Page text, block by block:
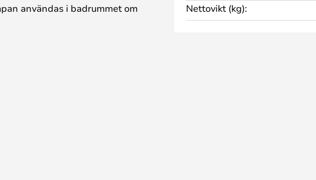
användas i badrummet om
badkaret och
Nettovikt (kg):